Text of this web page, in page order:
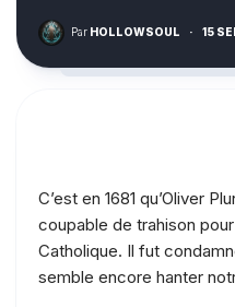
Par HOLLOWSOUL · 15
C’est en 1681 qu’Oliver
coupable de trahison
Catholique. Il fut
semble encore hanter